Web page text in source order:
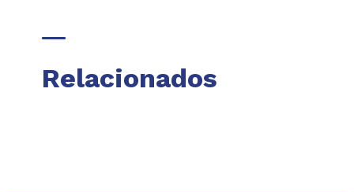
Relacionados